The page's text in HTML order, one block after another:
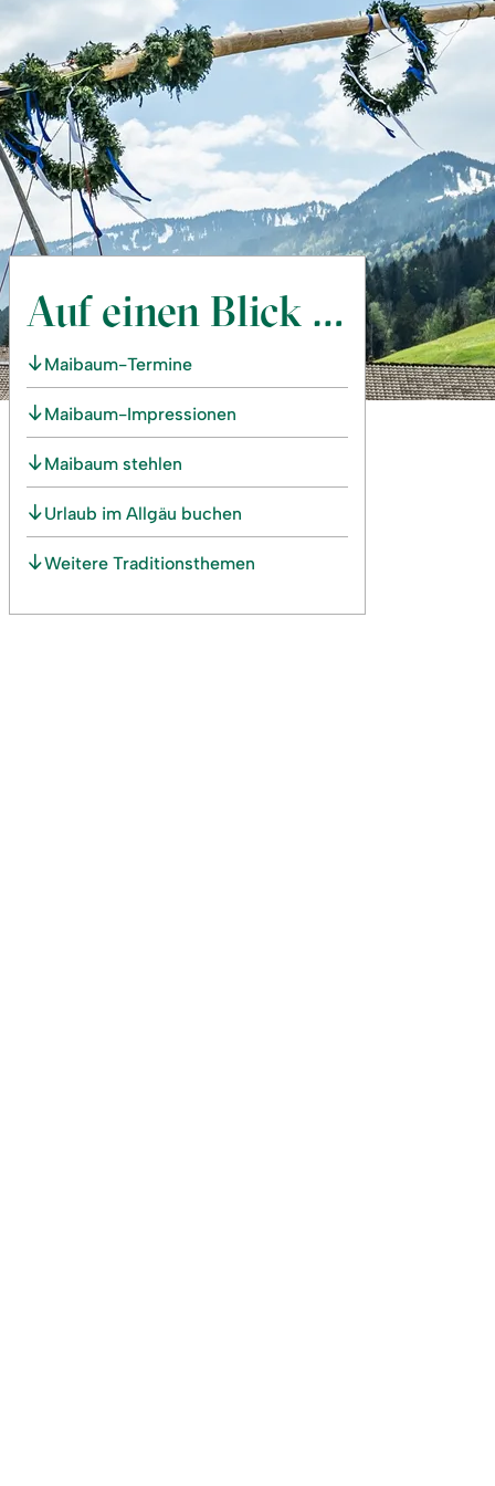
Auf einen Blick …
Maibaum-Termine
Maibaum-Impressionen
Maibaum stehlen
Urlaub im Allgäu buchen
Weitere Traditionsthemen